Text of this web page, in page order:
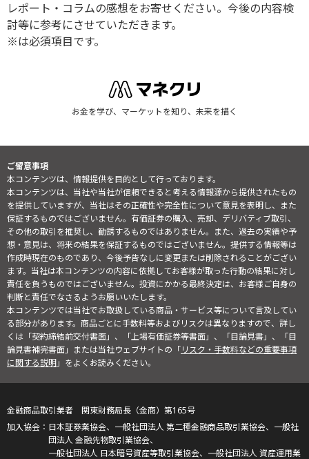
レポート・コラムの感想をお寄せください。今後の内容検
討等に参考にさせていただきます。
※は必須項目です。
お金を学び、マーケットを知り、未来を描く
ご留意事項
本コンテンツは、情報提供を目的として行っております。
本コンテンツは、当社や当社が信頼できると考える情報源から提供されたもの
を提供していますが、当社はその正確性や完全性について意見を表明し、また
保証するものではございません。有価証券の購入、売却、デリバティブ取引、
その他の取引を推奨し、勧誘するものではありません。また、過去の実績や予
想・意見は、将来の結果を保証するものではございません。提供する情報等は
作成時現在のものであり、今後予告なしに変更または削除されることがござい
ます。当社は本コンテンツの内容に依拠してお客様が取った行動の結果に対し
責任を負うものではございません。投資にかかる最終決定は、お客様ご自身の
判断と責任でなさるようお願いいたします。
本コンテンツでは当社でお取扱している商品・サービス等について言及してい
る部分があります。商品ごとに手数料等およびリスクは異なりますので、詳し
くは「契約締結前交付書面」、「上場有価証券等書面」、「目論見書」、「目
論見書補完書面」または当社ウェブサイトの「リスク・手数料などの重要事項
に関する説明」をよくお読みください。
金融商品取引業者 関東財務局長（金商）第165号
日本証券業協会、一般社団法人 第二種金融商品取引業協会、一般社
団法人 金融先物取引業協会、
一般社団法人 日本暗号資産等取引業協会、一般社団法人 資産運用業